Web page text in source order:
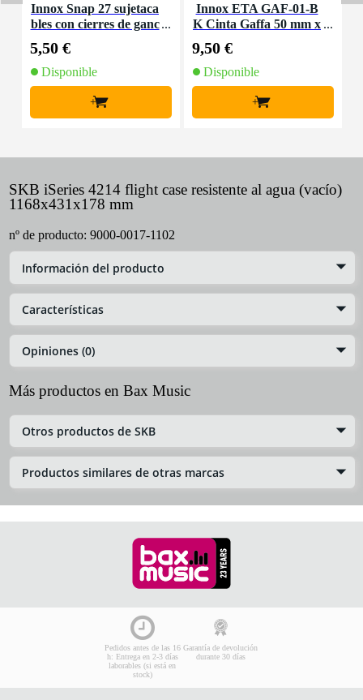
Innox Snap 27 sujetaca
bles con cierres de ganc
ro (10 ud)
5,50 €
Disponible
+
Innox ETA GAF-01-B
K Cinta Gaffa 50 mm x
9,50 €
Disponible
+
SKB iSeries 4214 flight case resistente al agua (vacío)
1168x431x178 mm
nº de producto: 9000-0017-1102
Información del producto
Características
Opiniones (0)
Más productos en Bax Music
Otros productos de SKB
Productos similares de otras marcas
Pedidos antes de las 16
h: Entrega en 2-3 días
laborables (si está en
stock)
Garantía de devolución
durante 30 días